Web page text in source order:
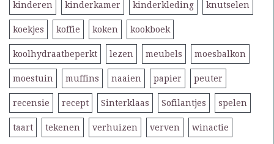
kinderen kinderkamer kinderkleding knutselen
koekjes koffie koken kookboek
koolhydraatbeperkt lezen meubels moesbalkon
moestuin muffins naaien papier peuter
recensie recept Sinterklaas Sofilantjes spelen
taart tekenen verhuizen verven winactie